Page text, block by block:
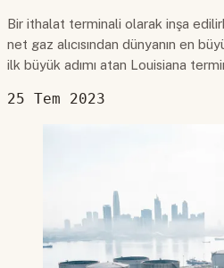
Bir ithalat terminali olarak inşa
net gaz alıcısından dünyanın en
ilk büyük adımı atan Louisiana
25 Tem 2023